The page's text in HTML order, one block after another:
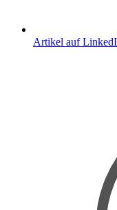
Artikel auf